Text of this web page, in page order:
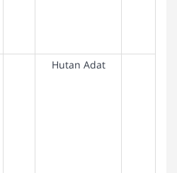
Hutan Adat